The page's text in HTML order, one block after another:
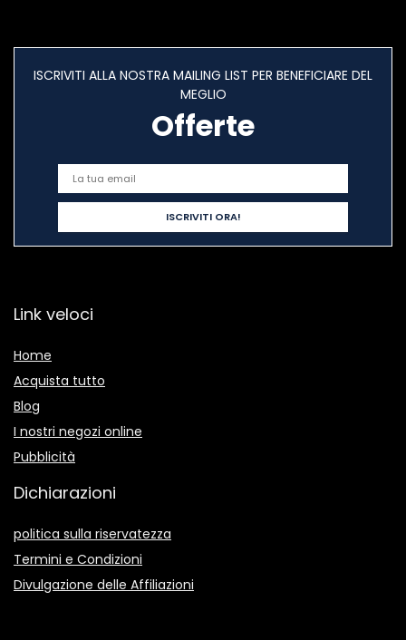
ISCRIVITI ALLA NOSTRA MAILING LIST PER BENEFICIARE DEL
MEGLIO
Offerte
Link veloci
Home
Acquista tutto
Blog
I nostri negozi online
Pubblicità
Dichiarazioni
politica sulla riservatezza
Termini e Condizioni
Divulgazione delle Affiliazioni